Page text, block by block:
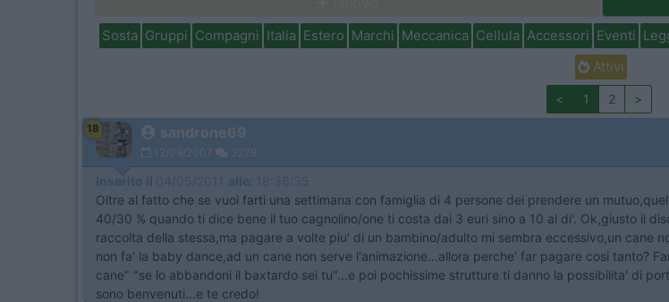
Sosta Gruppi Compagni Italia Estero Marchi Meccanica Cellula Accessori Eventi
Attivi
< 1 2 >
18 sandrone69
12/09/2007 3278
Inserito il 04/05/2011 alle: 18:36:35
Oltre al fatto che se vuoi farti una settimana con famiglia di 4 persone dei prendere un
40/30 % quando ti dice bene il tuo cagnolino/one ti costa dai 3 euri sino a 10 al di'. Ok,giusto il
raccolta della stessa,ma pagare a volte piu' di un bambino/adulto mi sembra eccessivo,un cane
non fa' la baby dance,ad un cane non serve l'animazione...allora perche' far pagare cosi tanto?
cane" "se lo abbandoni il baxtardo sei tu"...e poi pochissime strutture ti danno la possibilita' di
sono benvenuti...e te credo!